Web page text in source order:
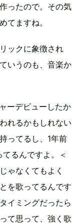
ったので。その気
てますね。
ックに象徴され
いうのも、音楽か
ーデビューしたか
れるかもしれない
ってるし、1年前
るんですよ。＜
ゃなくてもよく
を歌ってるんです
イミングだったら
て思って、強く歌